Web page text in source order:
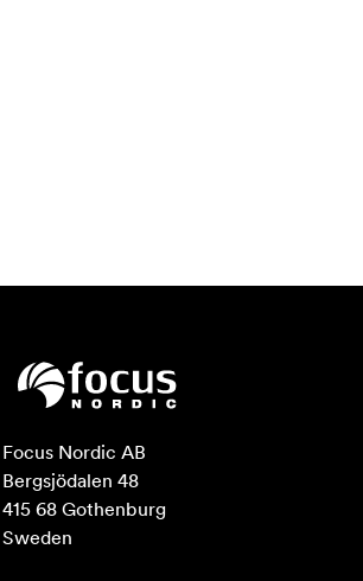
Focus Nordic AB
Bergsjödalen 48
415 68 Gothenburg
Sweden